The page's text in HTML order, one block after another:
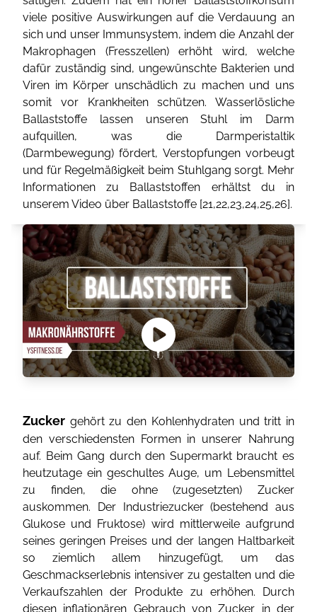
viele positive Auswirkungen auf die Verdauung an
sich und unser Immunsystem, indem die Anzahl der
Makrophagen (Fresszellen) erhöht wird, welche
dafür zuständig sind, ungewünschte Bakterien und
Viren im Körper unschädlich zu machen und uns
somit vor Krankheiten schützen. Wasserlösliche
Ballaststoffe lassen unseren Stuhl im Darm
aufquillen, was die Darmperistaltik
(Darmbewegung) fördert, Verstopfungen vorbeugt
und für Regelmäßigkeit beim Stuhlgang sorgt. Mehr
Informationen zu Ballaststoffen erhältst du in
unserem Video über Ballaststoffe [21,22,23,24,25,26].
Zucker gehört zu den Kohlenhydraten und tritt in
den verschiedensten Formen in unserer Nahrung
auf. Beim Gang durch den Supermarkt braucht es
heutzutage ein geschultes Auge, um Lebensmittel
zu finden, die ohne (zugesetzten) Zucker
auskommen. Der Industriezucker (bestehend aus
Glukose und Fruktose) wird mittlerweile aufgrund
seines geringen Preises und der langen Haltbarkeit
so ziemlich allem hinzugefügt, um das
Geschmackserlebnis intensiver zu gestalten und die
Verkaufszahlen der Produkte zu erhöhen. Durch
diesen inflationären Gebrauch von Zucker in der